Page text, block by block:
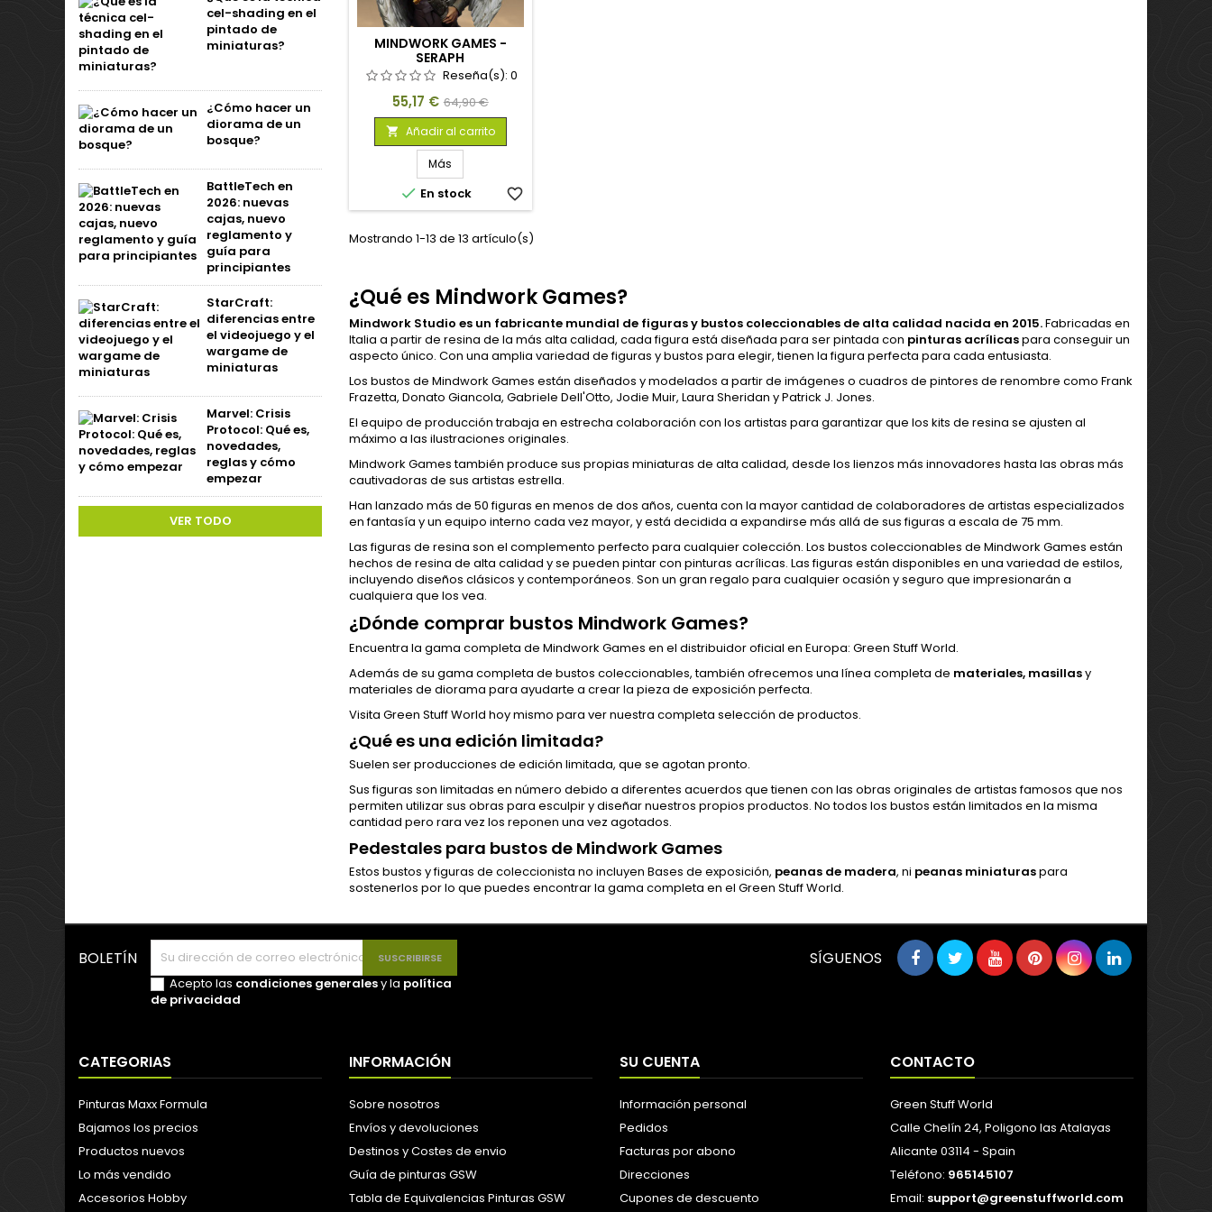
cel-shading en el
pintado de
miniaturas?
¿Cómo hacer un
diorama de un
bosque?
BattleTech en
2026: nuevas
cajas, nuevo
reglamento y
guía para
principiantes
StarCraft:
diferencias entre
el videojuego y el
wargame de
miniaturas
Marvel: Crisis
Protocol: Qué es,
novedades,
reglas y cómo
empezar
VER TODO
MINDWORK GAMES -
SERAPH
Reseña(s):0
Precio
55,17 € Precio
base
64,90 €
 Añadir al carrito
Más
 En stock favorite_border
Mostrando 1-13 de 13 artículo(s)
¿Qué es Mindwork Games?
Mindwork Studio es un fabricante mundial de figuras y bustos coleccionables de alta calidad nacida en 2015.Fabricadas en
Italia a partir de resina de la más alta calidad, cada figura está diseñada para ser pintada con pinturas acrílicaspara conseguir un
aspecto único. Con una amplia variedad de figuras y bustos para elegir, tienen la figura perfecta para cada entusiasta.
Los bustos de Mindwork Games están diseñados y modelados a partir de imágenes o cuadros de pintores de renombre como Frank
Frazetta, Donato Giancola, Gabriele Dell'Otto, Jodie Muir, Laura Sheridan y Patrick J. Jones.
El equipo de producción trabaja en estrecha colaboración con los artistas para garantizar que los kits de resina se ajusten al
máximo a las ilustraciones originales.
Mindwork Games también produce sus propias miniaturas de alta calidad, desde los lienzos más innovadores hasta las obras más
cautivadoras de sus artistas estrella.
Han lanzado más de 50 figuras en menos de dos años, cuenta con la mayor cantidad de colaboradores de artistas especializados
en fantasía y un equipo interno cada vez mayor, y está decidida a expandirse más allá de sus figuras a escala de 75 mm.
Las figuras de resina son el complemento perfecto para cualquier colección. Los bustos coleccionables de Mindwork Games están
hechos de resina de alta calidad y se pueden pintar con pinturas acrílicas. Las figuras están disponibles en una variedad de estilos,
incluyendo diseños clásicos y contemporáneos. Son un gran regalo para cualquier ocasión y seguro que impresionarán a
cualquiera que los vea.
¿Dónde comprar bustos Mindwork Games?
Encuentra la gama completa de Mindwork Games en el distribuidor oficial en Europa: Green Stuff World.
Además de su gama completa de bustos coleccionables, también ofrecemos una línea completa de materiales, masillasy
materiales de diorama para ayudarte a crear la pieza de exposición perfecta.
Visita Green Stuff World hoy mismo para ver nuestra completa selección de productos.
¿Qué es una edición limitada?
Suelen ser producciones de edición limitada, que se agotan pronto.
Sus figuras son limitadas en número debido a diferentes acuerdos que tienen con las obras originales de artistas famosos que nos
permiten utilizar sus obras para esculpir y diseñar nuestros propios productos. No todos los bustos están limitados en la misma
cantidad pero rara vez los reponen una vez agotados.
Pedestales para bustos de Mindwork Games
Estos bustos y figuras de coleccionista no incluyen Bases de exposición, peanas de madera, ni peanas miniaturaspara
sostenerlos por lo que puedes encontrar la gama completa en el Green Stuff World.
BOLETÍN
Acepto las condiciones generalesy la política
de privacidad
SÍGUENOS
CATEGORIAS
Pinturas Maxx Formula
Bajamos los precios
Productos nuevos
Lo más vendido
Accesorios Hobby
INFORMACIÓN
Sobre nosotros
Envíos y devoluciones
Destinos y Costes de envio
Guía de pinturas GSW
Tabla de Equivalencias Pinturas GSW
SU CUENTA
Información personal
Pedidos
Facturas por abono
Direcciones
Cupones de descuento
CONTACTO
Green Stuff World
Calle Chelín 24, Poligono las Atalayas
Alicante 03114 - Spain
Teléfono: 965145107
Email: support@greenstuffworld.com